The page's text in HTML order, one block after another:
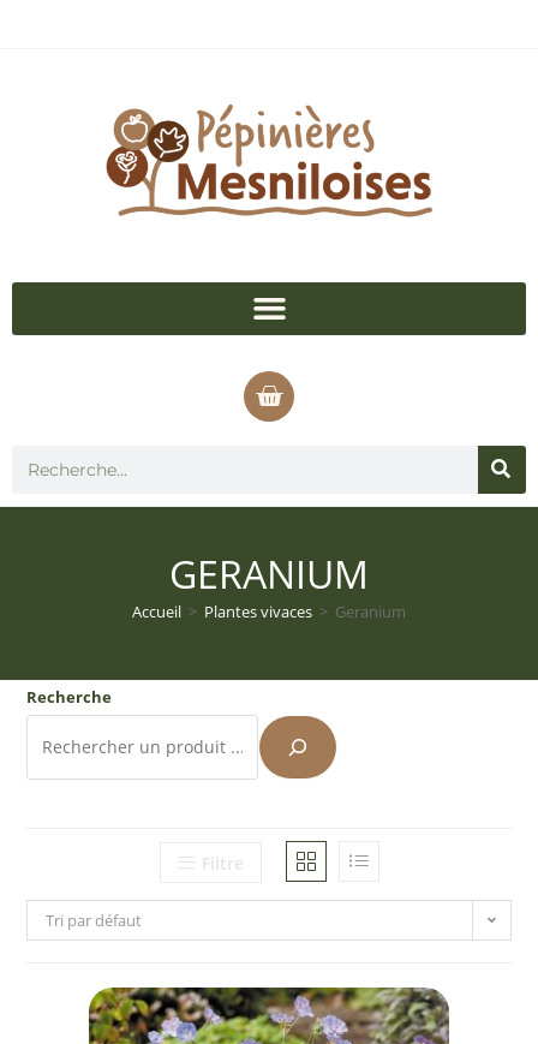
GERANIUM
Accueil > Plantes vivaces > Geranium
Recherche
Filtre
Tri par défaut